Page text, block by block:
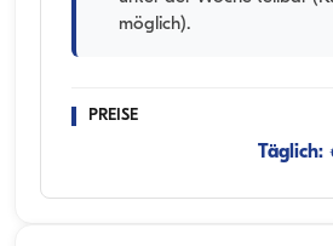
möglich).
PREISE
Täglich: